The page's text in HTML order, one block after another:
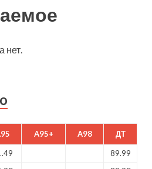
нет.
A95+ A98 ДТ
89.99